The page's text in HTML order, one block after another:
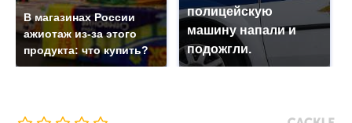
В магазинах России
ажиотаж из-за этого
продукта: что купить?
полицейскую
машину напали и
подожгли.